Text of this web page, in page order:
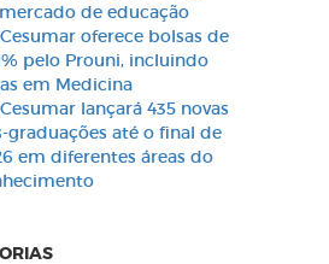
de educação
oferece bolsas de
pelo Prouni, incluindo
em Medicina
lançará 435 novas
graduações até o final de
em diferentes áreas do